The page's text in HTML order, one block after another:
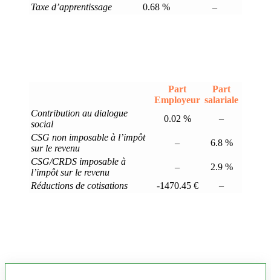
Taxe d’apprentissage
0.68 % –
Part
Employeur
Part
salariale
Contribution au dialogue
social
0.02 %
–
CSG non imposable à l’impôt
sur le revenu
–
6.8 %
CSG/CRDS imposable à
l’impôt sur le revenu
–
2.9 %
Réductions de cotisations
-1470.45 € –